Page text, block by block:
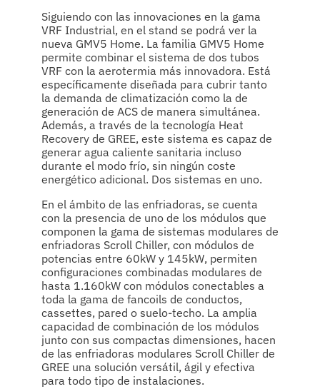
Siguiendo con las innovaciones en la gama
VRF Industrial, en el stand se podrá ver la
nueva GMV5 Home. La familia GMV5 Home
permite combinar el sistema de dos tubos
VRF con la aerotermia más innovadora. Está
específicamente diseñada para cubrir tanto
la demanda de climatización como la de
generación de ACS de manera simultánea.
Además, a través de la tecnología Heat
Recovery de GREE, este sistema es capaz de
generar agua caliente sanitaria incluso
durante el modo frío, sin ningún coste
energético adicional. Dos sistemas en uno.
En el ámbito de las enfriadoras, se cuenta
con la presencia de uno de los módulos que
componen la gama de sistemas modulares de
enfriadoras Scroll Chiller, con módulos de
potencias entre 60kW y 145kW, permiten
configuraciones combinadas modulares de
hasta 1.160kW con módulos conectables a
toda la gama de fancoils de conductos,
cassettes, pared o suelo-techo. La amplia
capacidad de combinación de los módulos
junto con sus compactas dimensiones, hacen
de las enfriadoras modulares Scroll Chiller de
GREE una solución versátil, ágil y efectiva
para todo tipo de instalaciones.